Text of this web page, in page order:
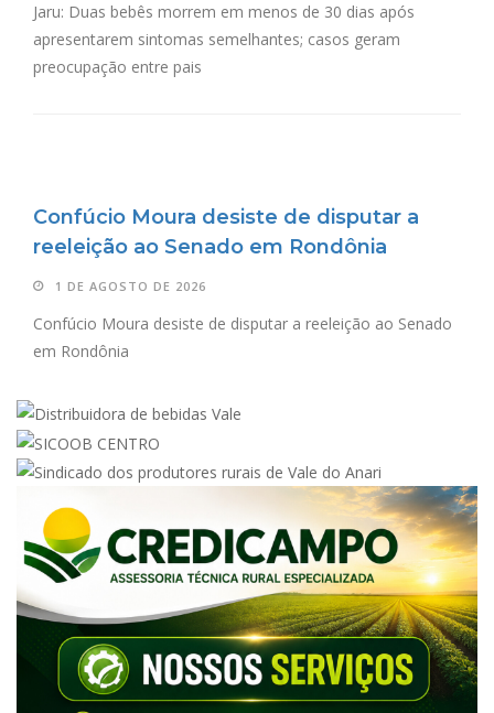
Jaru: Duas bebês morrem em menos de 30 dias após
apresentarem sintomas semelhantes; casos geram
preocupação entre pais
Confúcio Moura desiste de disputar a
reeleição ao Senado em Rondônia
1 DE AGOSTO DE 2026
Confúcio Moura desiste de disputar a reeleição ao Senado
em Rondônia